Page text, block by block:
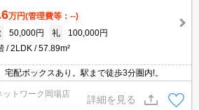
万円(管理費等：--)
50,000円 礼
100,000円
2LDK 57.89m²
宅配ボックスあり。駅まで徒歩3分圏内!。
ットワーク岡場店
詳細を見る